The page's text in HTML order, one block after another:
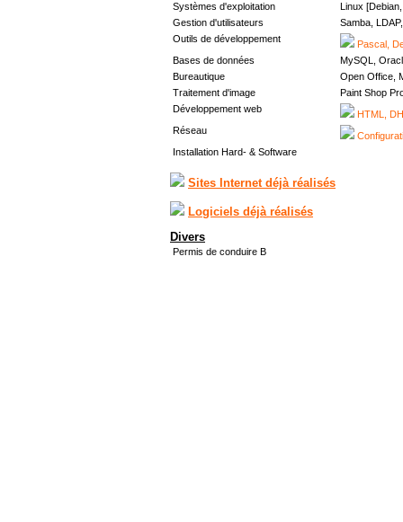
Systèmes d'exploitation
Linux
Gestion d'utilisateurs
Samba,
Outils de développement
Pascal,
Bases de données
MySQL,
Bureautique
Open Office,
Traitement d'image
Paint Shop
Développement web
HTML,
Réseau
Installation Hard- & Software
Sites Internet déjà réalisés
Logiciels déjà réalisés
Divers
Permis de conduire B